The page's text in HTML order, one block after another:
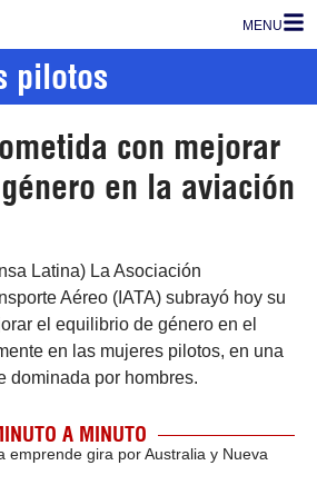
MENU
pilotos
con mejorar
en la aviación
Latina) La Asociación
Aéreo (IATA) subrayó hoy su
el equilibrio de género en el
en las mujeres pilotos, en una
dominada por hombres.
A MINUTO
emprende gira por Australia y Nueva